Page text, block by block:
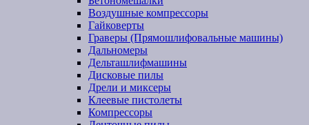
Воздушные компрессоры
Гайковерты
Граверы (Прямошлифовальные машины)
Дальномеры
Дельташлифмашины
Дисковые пилы
Дрели и миксеры
Клеевые пистолеты
Компрессоры